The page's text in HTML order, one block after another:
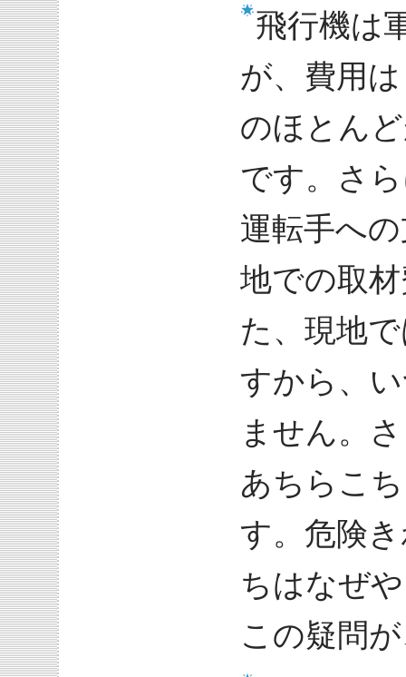
飛行機は
が、費用
のほとん
です。さ
運転手へ
地での取
た、現地
すから、
ません。
あちらこ
す。危険
ちはなぜ
この疑問